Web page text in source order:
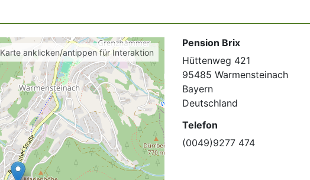
Karte anklicken/antippen für Interaktion
Pension Brix
Hüttenweg 421
95485 Warmensteinach
Bayern
Deutschland
Telefon
(0049)9277 474